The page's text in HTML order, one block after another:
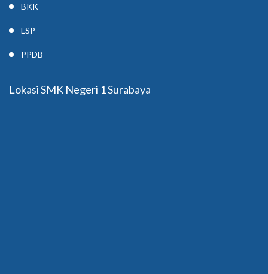
BKK
LSP
PPDB
Lokasi SMK Negeri 1 Surabaya